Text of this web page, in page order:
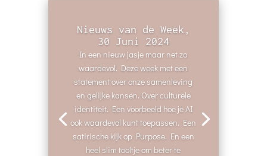
Nieuws van de Week,
30 Juni 2024
In een nieuw jasje maar net zo
waardevol. Deze week met een
statement over onze samenleving
en gelijke kansen. Over culturele
identiteit. Een voorbeeld hoe je AI
ook waardevol kunt toepassen. Een
satirische kijk op Purpose. En een
heel slim tooltje om beter te